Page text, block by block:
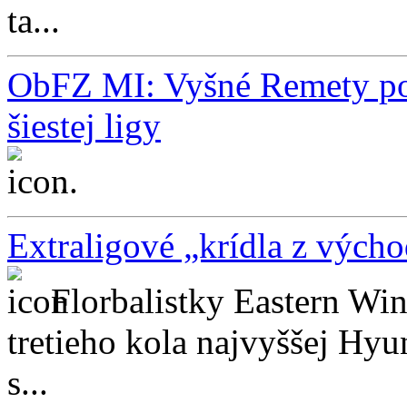
ta...
ObFZ MI: Vyšné Remety
šiestej ligy
...
Extraligové „krídla z
Florbalistky Eastern
tretieho kola najvyššej
s...